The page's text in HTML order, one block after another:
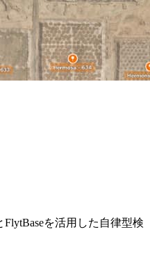
FlytBaseを活用した自律型検